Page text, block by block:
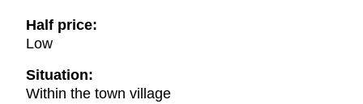
Half price:
Low
Situation:
Within the town village